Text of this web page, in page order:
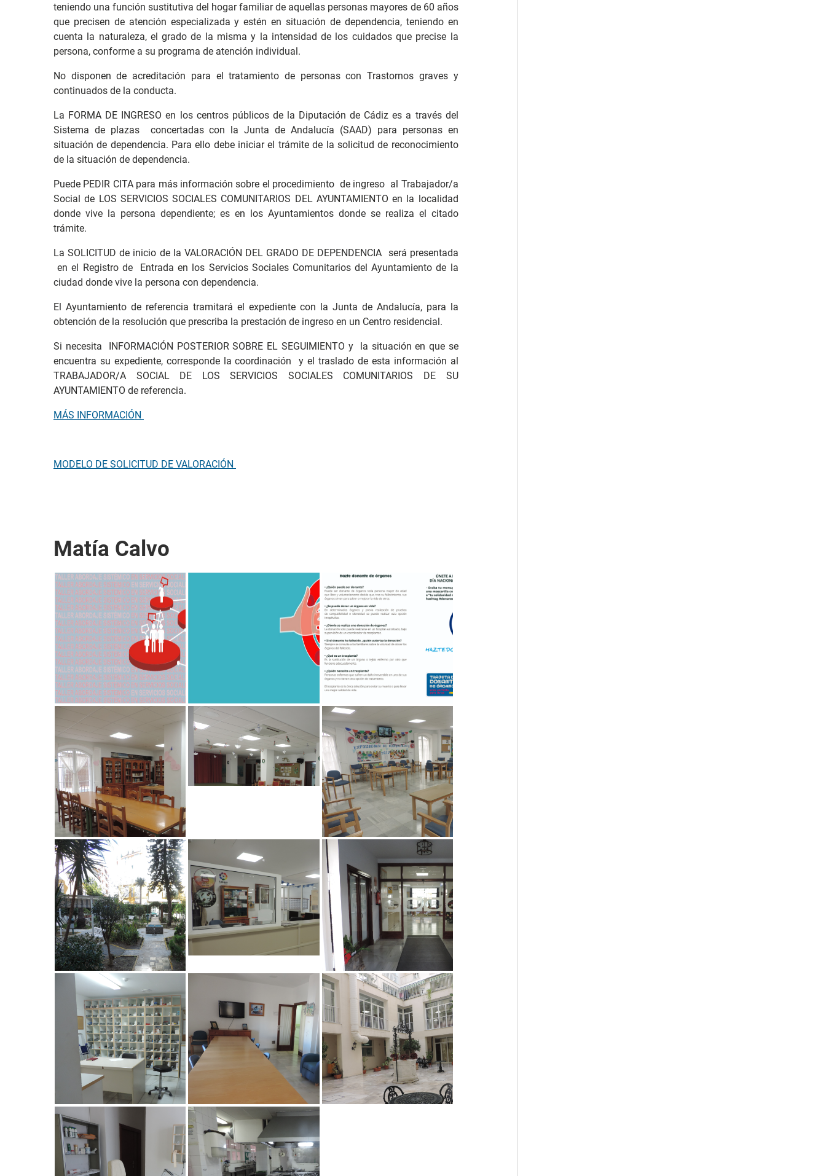
teniendo una función sustitutiva del hogar familiar de aquellas personas mayores de 60 años
que precisen de atención especializada y estén en situación de dependencia, teniendo en
cuenta la naturaleza, el grado de la misma y la intensidad de los cuidados que precise la
persona, conforme a su programa de atención individual.
No disponen de acreditación para el tratamiento de personas con Trastornos graves y
continuados de la conducta.
La FORMA DE INGRESO en los centros públicos de la Diputación de Cádiz es a través del
Sistema de plazas concertadas con la Junta de Andalucía (SAAD) para personas en
situación de dependencia. Para ello debe iniciar el trámite de la solicitud de reconocimiento
de la situación de dependencia.
Puede PEDIR CITA para más información sobre el procedimiento de ingreso al Trabajador/a
Social de LOS SERVICIOS SOCIALES COMUNITARIOS DEL AYUNTAMIENTO en la localidad
donde vive la persona dependiente; es en los Ayuntamientos donde se realiza el citado
trámite.
La SOLICITUD de inicio de la VALORACIÓN DEL GRADO DE DEPENDENCIA será presentada
en el Registro de Entrada en los Servicios Sociales Comunitarios del Ayuntamiento de la
ciudad donde vive la persona con dependencia.
El Ayuntamiento de referencia tramitará el expediente con la Junta de Andalucía, para la
obtención de la resolución que prescriba la prestación de ingreso en un Centro residencial.
Si necesita INFORMACIÓN POSTERIOR SOBRE EL SEGUIMIENTO y la situación en que se
encuentra su expediente, corresponde la coordinación y el traslado de esta información al
TRABAJADOR/A SOCIAL DE LOS SERVICIOS SOCIALES COMUNITARIOS DE SU
AYUNTAMIENTO de referencia.
MÁS INFORMACIÓN
MODELO DE SOLICITUD DE VALORACIÓN
Matía Calvo